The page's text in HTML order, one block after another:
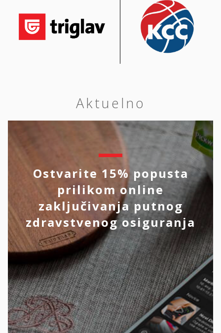
Aktuelno
Ostvarite 15% popusta
prilikom online
zaključivanja putnog
zdravstvenog osiguranja